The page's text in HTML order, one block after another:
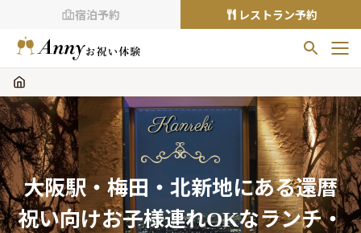
宿泊予約 レストラン予約
お気に入りの登録がありません
プランの をクリックすることで
お気に入りに追加できます。
閲覧履歴
閲覧履歴はありません
Kanreki
大阪駅・梅田・北新地にある還暦
祝い向けお子様連れOKなランチ・